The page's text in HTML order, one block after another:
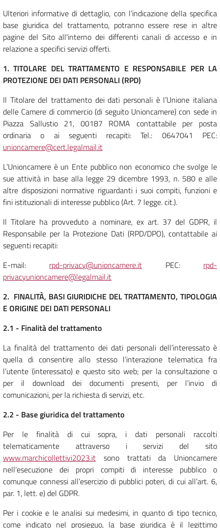
Ulteriori informative di dettaglio, con l’indicazione della specifica
base giuridica del trattamento, potranno essere rese in altre
pagine del Sito all'interno dei differenti canali di accesso e in
relazione a specifici servizi offerti.
1. TITOLARE DEL TRATTAMENTO E RESPONSABILE PER LA
PROTEZIONE DEI DATI PERSONALI (RPD)
Il Titolare del trattamento dei dati personali è l’Unione italiana
delle Camere di commercio (di seguito Unioncamere) con sede in
Piazza Sallustio 21, 00187 ROMA contattabile per posta
ordinaria o ai seguenti recapiti: Tel.: 0647041 PEC:
unioncamere@cert.legalmail.it
L’Unioncamere è un Ente pubblico non economico che svolge le
sue attività in base alla legge 29 dicembre 1993, n. 580 e alle
altre disposizioni normative riguardanti i suoi compiti, funzioni e
fini istituzionali di interesse pubblico (Art. 7 legge. cit.).
Il Titolare ha provveduto a nominare, ex art. 37 del GDPR, il
Responsabile per la Protezione Dati (RPD/DPO), contattabile ai
seguenti recapiti:
E-mail: rpd-privacy@unioncamere.it PEC: rpd-
privacyunioncamere@legalmail.it
2. FINALITÀ, BASI GIURIDICHE DEL TRATTAMENTO, TIPOLOGIA
E ORIGINE DEI DATI PERSONALI
2.1 - Finalità del trattamento
La finalità del trattamento dei dati personali dell’interessato è
quella di consentire allo stesso l’interazione telematica fra
l’utente (interessato) e questo sito web; per la consultazione o
per il download dei documenti presenti, per l’invio di
comunicazioni, per la richiesta di servizi, etc.
2.2 - Base giuridica del trattamento
Per le finalità di cui sopra, i dati personali raccolti
telematicamente attraverso i servizi del sito
www.marchicollettivi2023.it sono trattati da Unioncamere
nell’esecuzione dei propri compiti di interesse pubblico o
comunque connessi all’esercizio di pubblici poteri, di cui all’art. 6,
par. 1, lett. e) del GDPR.
Per i cookie e le analisi sui medesimi, in quanto di tipo tecnico,
come indicato nel prosieguo, la base giuridica è il legittimo